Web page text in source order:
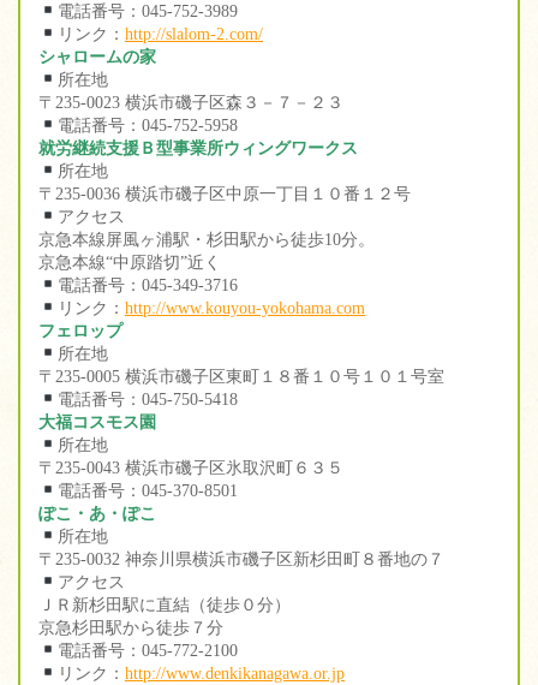
電話番号：045-752-3989
リンク： http://slalom-2.com/
シャロームの家
所在地
〒235-0023 横浜市磯子区森３－７－２３
電話番号：045-752-5958
就労継続支援Ｂ型事業所ウィングワークス
所在地
〒235-0036 横浜市磯子区中原一丁目１０番１２号
アクセス
京急本線屏風ヶ浦駅・杉田駅から徒歩10分。
京急本線“中原踏切”近く
電話番号：045-349-3716
リンク： http://www.kouyou-yokohama.com
フェロップ
所在地
〒235-0005 横浜市磯子区東町１８番１０号１０１号室
電話番号：045-750-5418
大福コスモス園
所在地
〒235-0043 横浜市磯子区氷取沢町６３５
電話番号：045-370-8501
ぽこ・あ・ぽこ
所在地
〒235-0032 神奈川県横浜市磯子区新杉田町８番地の７
アクセス
ＪＲ新杉田駅に直結（徒歩０分）
京急杉田駅から徒歩７分
電話番号：045-772-2100
リンク： http://www.denkikanagawa.or.jp